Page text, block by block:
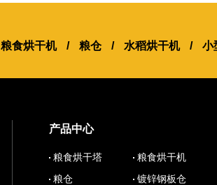
粮食烘干机 / 粮仓 / 水稻烘干机 / 小
产品中心
粮食烘干塔
粮食烘干机
粮仓
镀锌钢板仓